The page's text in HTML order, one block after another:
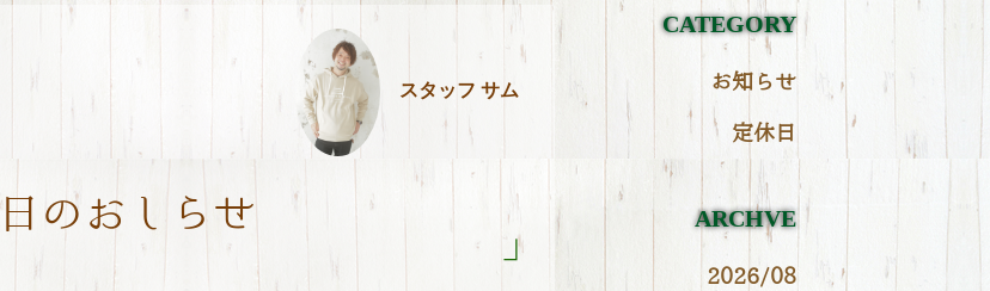
スタッフ サム
のおしらせ
」
CATEGORY
お知らせ
定休日
ARCHVE
2026/08